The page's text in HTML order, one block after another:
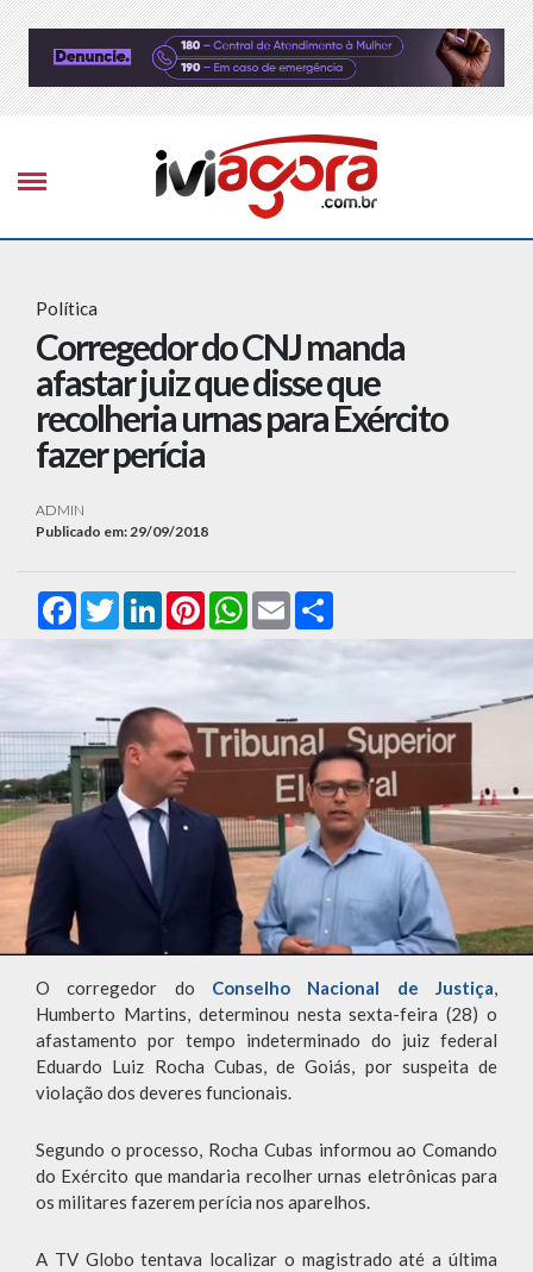
Política
Corregedor do CNJ manda
afastar juiz que disse que
recolheria urnas para Exército
fazer perícia
ADMIN
Publicado em: 29/09/2018
FacebookTwitterLinkedInPinterestWhatsApp
Email
O corregedor do Conselho Nacional de Justiça
Humberto Martins, determinou nesta sexta-feira (28) o
afastamento por tempo indeterminado do juiz federal
Eduardo Luiz Rocha Cubas, de Goiás, por suspeita de
violação dos deveres funcionais.
Segundo o processo, Rocha Cubas informou ao Comando
do Exército que mandaria recolher urnas eletrônicas para
os militares fazerem perícia nos aparelhos.
A TV Globo tentava localizar o magistrado até a última